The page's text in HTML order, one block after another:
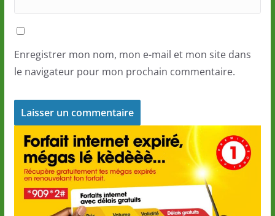
Enregistrer mon nom, mon e-mail et mon site dans
le navigateur pour mon prochain commentaire.